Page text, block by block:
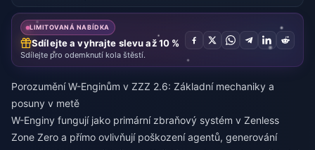
LIMITOVANÁ NABÍDKA
Sdílejte a vyhrajte slevu až 10 %
Sdílejte pro odemknutí kola štěstí.
Porozumění W-Enginům v ZZZ 2.6: Základní mechaniky a
posuny v metě
W-Enginy fungují jako primární zbraňový systém v Zenless
Zone Zero a přímo ovlivňují poškození agentů, generování